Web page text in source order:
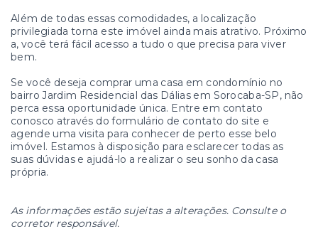
Além de todas essas comodidades, a localização
privilegiada torna este imóvel ainda mais atrativo. Próximo
a, você terá fácil acesso a tudo o que precisa para viver
bem.
Se você deseja comprar uma casa em condomínio no
bairro Jardim Residencial das Dálias em Sorocaba-SP, não
perca essa oportunidade única. Entre em contato
conosco através do formulário de contato do site e
agende uma visita para conhecer de perto esse belo
imóvel. Estamos à disposição para esclarecer todas as
suas dúvidas e ajudá-lo a realizar o seu sonho da casa
própria.
As informações estão sujeitas a alterações. Consulte o
corretor responsável.